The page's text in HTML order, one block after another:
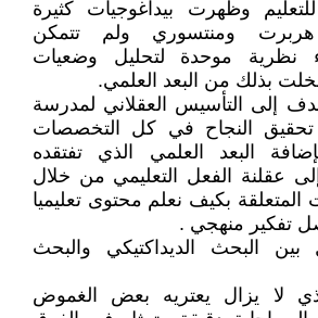
وظهرت بيداغوجيات كثيرة
ومنتسوري ولم تتمكن
نظرية موحدة لتحليل وضعيات
بذلك من البعد العلمي.
تهدف إلى التأسيس العقلاني لمدرسة
النجاح في كل التخصصات
البعد العلمي الذي تفتقده
إلى عقلنة الفعل التعليمي من خلال
المتعلقة بكيف نعلم محتوى تعليميا
تفكير منهجي .
البحث الديداكتيكي والبحث
لا يزال يعتريه بعض الغموض